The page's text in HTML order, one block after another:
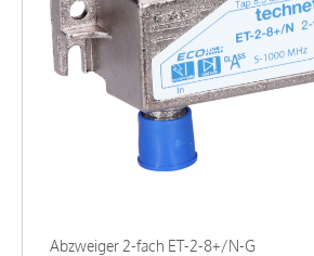
Abzweiger 2-fach ET-2-8+/N-G